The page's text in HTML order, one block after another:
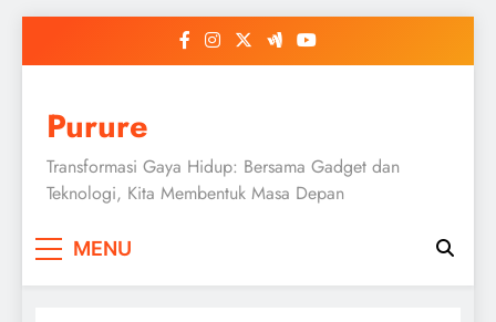
Purure
Transformasi Gaya Hidup: Bersama Gadget dan
Teknologi, Kita Membentuk Masa Depan
MENU